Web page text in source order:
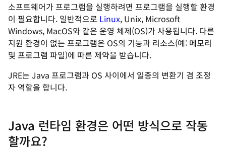
소프트웨어가 프로그램을 실행하려면 프로그램을 실행할 환경
이 필요합니다. 일반적으로 Linux, Unix, Microsoft
Windows, MacOS와 같은 운영 체제(OS)가 사용됩니다. 다른
지원 환경이 없는 프로그램은 OS의 기능과 리소스(예: 메모리
및 프로그램 파일)에 따른 제약을 받습니다.
JRE는 Java 프로그램과 OS 사이에서 일종의 변환기 겸 조정
자 역할을 합니다.
Java 런타임 환경은 어떤 방식으로 작동
할까요?